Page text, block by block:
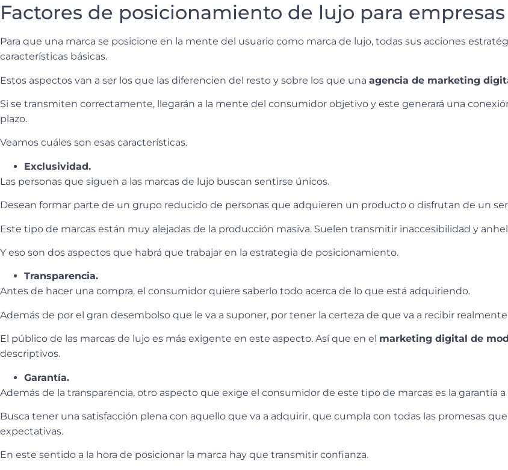
Factores de posicionamiento de lujo para
Para que una marca se posicione en la mente del usuario como marca de lujo, todas sus acciones
características básicas.
Estos aspectos van a ser los que las diferencien del resto y sobre los que una agencia de marketing
Si se transmiten correctamente, llegarán a la mente del consumidor objetivo y este generará una
plazo.
Veamos cuáles son esas características.
Exclusividad.
Las personas que siguen a las marcas de lujo buscan sentirse únicos.
Desean formar parte de un grupo reducido de personas que adquieren un producto o disfrutan de un
Este tipo de marcas están muy alejadas de la producción masiva. Suelen transmitir inaccesibilidad y
Y eso son dos aspectos que habrá que trabajar en la estrategia de posicionamiento.
Transparencia.
Antes de hacer una compra, el consumidor quiere saberlo todo acerca de lo que está adquiriendo.
Además de por el gran desembolso que le va a suponer, por tener la certeza de que va a recibir
El público de las marcas de lujo es más exigente en este aspecto. Así que en el marketing digital de
descriptivos.
Garantía.
Además de la transparencia, otro aspecto que exige el consumidor de este tipo de marcas es la garantía a
Busca tener una satisfacción plena con aquello que va a adquirir, que cumpla con todas las promesas
expectativas.
En este sentido a la hora de posicionar la marca hay que transmitir confianza.